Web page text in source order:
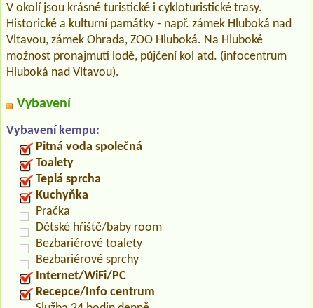
V okolí jsou krásné turistické i cykloturistické trasy.
Historické a kulturní památky - např. zámek Hluboká nad
Vltavou, zámek Ohrada, ZOO Hluboká. Na Hluboké
možnost pronajmutí lodě, půjčení kol atd. (infocentrum
Hluboká nad Vltavou).
Vybavení
Vybavení kempu:
Pitná voda společná
Toalety
Teplá sprcha
Kuchyňka
Pračka
Dětské hřiště/baby room
Bezbariérové toalety
Bezbariérové sprchy
Internet/WiFi/PC
Recepce/Info centrum